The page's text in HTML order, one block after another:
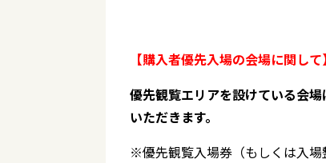
【購入者優先入場の会場に関して】
優先観覧エリアを設けている会
いただきます。
※優先観覧入場券（もしくは入場